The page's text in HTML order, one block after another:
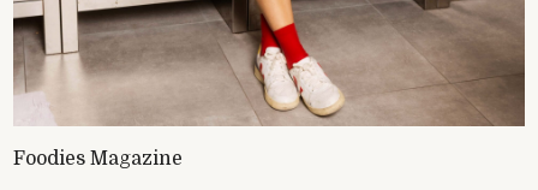
Foodies Magazine